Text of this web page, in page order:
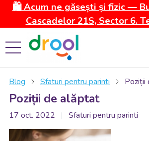
🛍️ Acum ne găsești și fizic —
Cascadelor 21S, Sector 6.
Blog Sfaturi pentru parinti Poziții
Poziții de alăptat
17 oct. 2022 Sfaturi pentru parinti